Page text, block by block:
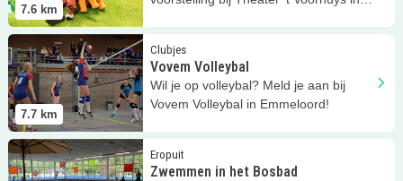
7.6 km
7.7 km
Clubjes
Vovem Volleybal
Wil je op volleybal? Meld je aan bij
Vovem Volleybal in Emmeloord!
Lees meer Vovem Volleybal
Eropuit
Zwemmen in het Bosbad
Lees meer Zwemmen in het Bosbad